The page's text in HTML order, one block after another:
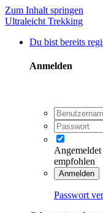
Zum Inhalt springen
Ultraleicht Trekking
Du bist bereits
Anmelden
empfohlen
Anmelden
Passwort